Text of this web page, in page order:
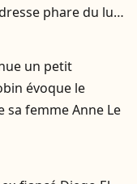
phare du luxe
un petit
évoque le
sa femme Anne Le